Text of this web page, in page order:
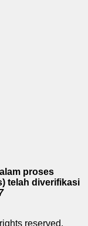
proses
telah diverifikasi
reserved.